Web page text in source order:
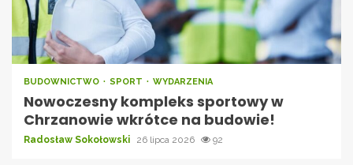
BUDOWNICTWO SPORT WYDARZENIA
Nowoczesny kompleks sportowy w
Chrzanowie wkrótce na budowie!
Radosław Sokołowski 26 lipca 2026 92